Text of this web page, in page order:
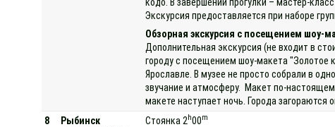
Экскурсия предоставляется при наборе
Обзорная экскурсия с посещением шоу-
Дополнительная экскурсия (не входит в
городу с посещением шоу-макета "Золотое
Ярославле. В музее не просто собрали в
звучание и атмосферу. Макет по-
макете наступает ночь. Города
8
Рыбинск
Стоянка 2 h00m